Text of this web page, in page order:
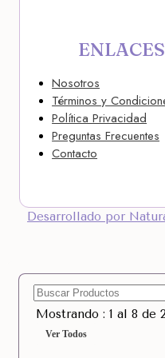
Nosotros
Términos y
Política Privacidad
Preguntas Frecuentes
Contacto
Desarrollado por
Mostrando : 1 al 8 de
Ver Todos